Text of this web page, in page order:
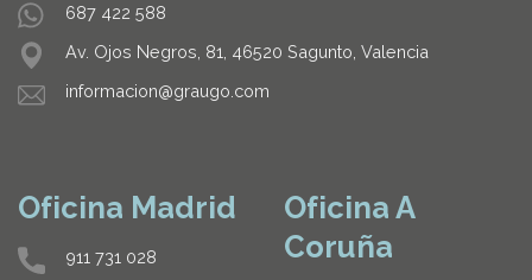
Oficina Madrid
911 731 028
687 422 588
Av. Ojos Negros, 81, 46520 Sagunto, Valencia
informacion@graugo.com
Oficina A
Coruña